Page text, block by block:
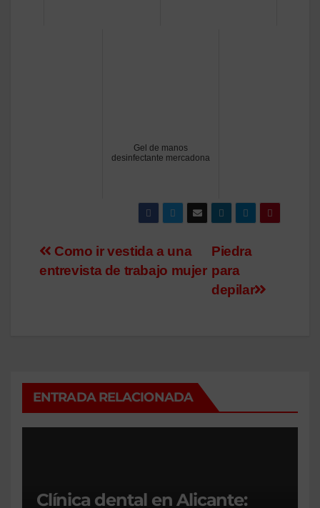
Gel de manos
desinfectante mercadona
Navegación
Piedra
para
depilar
Como ir vestida a una
entrevista de trabajo mujer
ENTRADA RELACIONADA
Clínica dental en Alicante: